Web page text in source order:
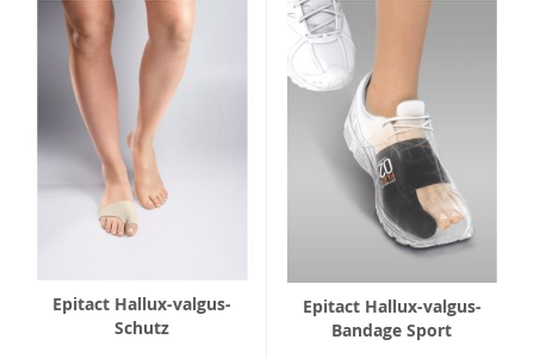
Epitact Hallux-valgus-
Schutz
Epitact Hallux-valgus-
Bandage Sport